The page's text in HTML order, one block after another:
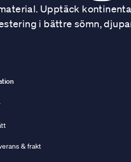
Upptäck
i bättre sömn,
& frakt